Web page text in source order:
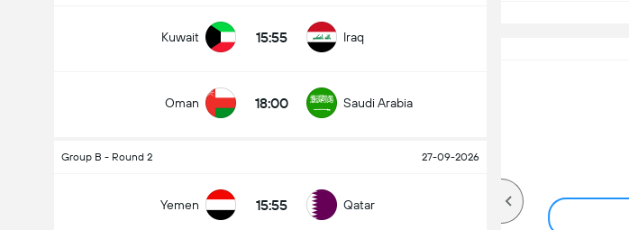
Kuwait 15:55 Iraq
Oman 18:00 Saudi Arabia
Group B - Round 2 27-09-2026
Yemen 15:55 Qatar
Arabian Gulf Cup